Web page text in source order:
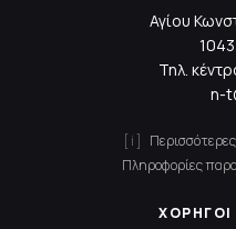
Αγίου
Τηλ.
n-
Πληροφορίες
ΧΟΡΗΓΟΙ